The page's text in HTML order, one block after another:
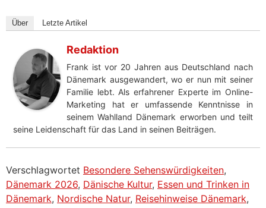
Über Letzte Artikel
Redaktion
Frank ist vor 20 Jahren aus Deutschland nach
Dänemark ausgewandert, wo er nun mit seiner
Familie lebt. Als erfahrener Experte im Online-
Marketing hat er umfassende Kenntnisse in
seinem Wahlland Dänemark erworben und teilt
seine Leidenschaft für das Land in seinen Beiträgen.
Verschlagwortet Besondere Sehenswürdigkeiten,
Dänemark 2026, Dänische Kultur, Essen und Trinken in
Dänemark, Nordische Natur, Reisehinweise Dänemark,